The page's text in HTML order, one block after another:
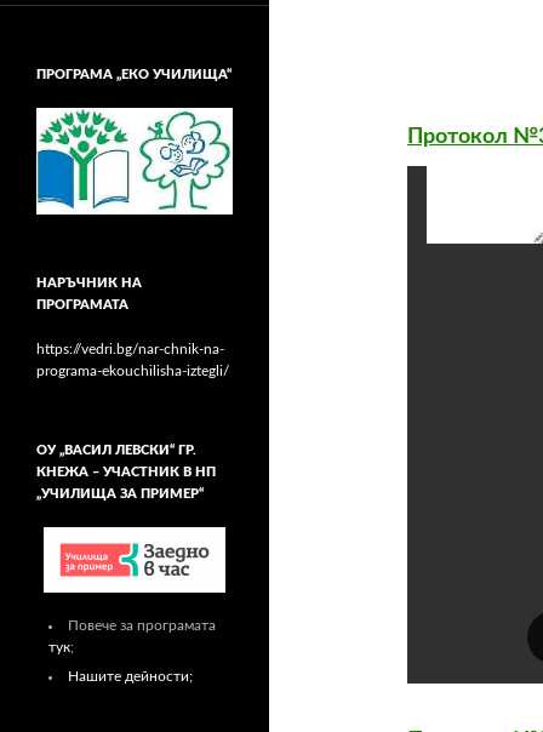
Протокол
ПРОГРАМА „ЕКО УЧИЛИЩА“
НАРЪЧНИК НА
ПРОГРАМАТА
https://vedri.bg/nar-chnik-na-
programa-ekouchilisha-iztegli/
ОУ „ВАСИЛ ЛЕВСКИ“ ГР.
КНЕЖА – УЧАСТНИК В НП
„УЧИЛИЩА ЗА ПРИМЕР“
Повече за програмата
тук;
Нашите дейности;